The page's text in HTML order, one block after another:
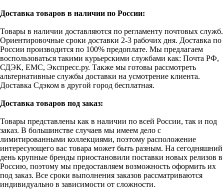
Доставка товаров в наличии по России:
Товары в наличии доставляются по регламенту почтовых служб.
Ориентировочные сроки доставки 2-3 рабочих дня. Доставка по
России производится по 100% предоплате. Мы предлагаем
воспользоваться такими курьерскими службами как: Почта РФ,
СДЭК, ЕМС, Экспресс.ру. Также мы готовы рассмотреть
альтернативные службы доставки на усмотрение клиента.
Доставка Сдэком в другой город бесплатная.
Доставка товаров под заказ:
Товары представлены как в наличии по всей России, так и под
заказ. В большинстве случаев мы имеем дело с
лимитированными коллекциями, поэтому расположение
интересующего вас товара может быть разным. На сегодняшний
день крупные бренды приостановили поставки новых релизов в
Россию, поэтому мы предоставляем возможность оформить их
под заказ. Все сроки выполнения заказов рассматриваются
индивидуально в зависимости от сложности.